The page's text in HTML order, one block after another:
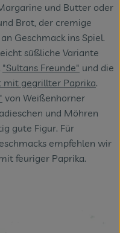
und Butter oder
Brot, der cremige
Geschmack ins Spiel.
süßliche Variante
"Sultans Freunde" und die
mit gegrillter Paprika.
von Weißenhorner
und Möhren
gute Figur. Für
empfehlen wir
feuriger Paprika.